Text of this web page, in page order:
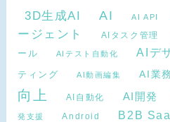
3D生成AI AI AI API
ージェント
AIタスク管理
ール
AIテスト自動化 AIデ
ティング
AI動画編集 AI業
向上
AI自動化 AI開発
発支援 Android B2B